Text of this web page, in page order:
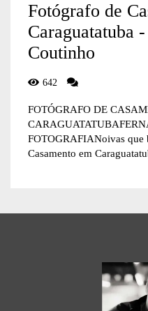
Fotógrafo de
Caraguatatuba
Coutinho
642
FOTÓGRAFO DE
FOTOGRAFIANoivas que
Casamento em